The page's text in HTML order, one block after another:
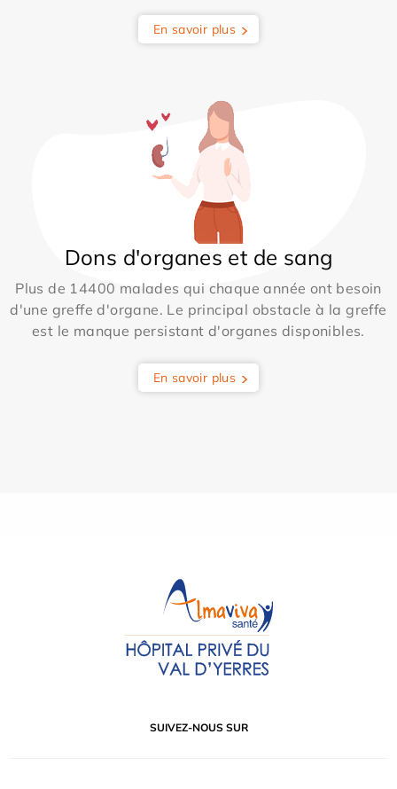
En savoir plus
Dons d'organes et de sang
Plus de 14400 malades qui chaque année ont besoin
d'une greffe d'organe. Le principal obstacle à la greffe
est le manque persistant d'organes disponibles.
En savoir plus
SUIVEZ-NOUS SUR